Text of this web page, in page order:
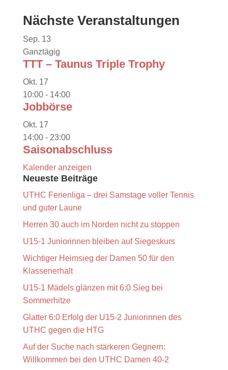
Nächste Veranstaltungen
Sep. 13
Ganztägig
TTT – Taunus Triple Trophy
Okt. 17
10:00- 14:00
Jobbörse
Okt. 17
14:00- 23:00
Saisonabschluss
Kalender anzeigen
Neueste Beiträge
UTHC Ferienliga – drei Samstage voller Tennis
und guter Laune
Herren 30 auch im Norden nicht zu stoppen
U15-1 Juniorinnen bleiben auf Siegeskurs
Wichtiger Heimsieg der Damen 50 für den
Klassenerhalt
U15-1 Mädels glänzen mit 6:0 Sieg bei
Sommerhitze
Glatter 6:0 Erfolg der U15-2 Juniorinnen des
UTHC gegen die HTG
Auf der Suche nach stärkeren Gegnern:
Willkommen bei den UTHC Damen 40-2